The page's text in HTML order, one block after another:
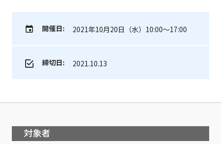
開催日: 2021年10月20日（水）10:00～17:00
締切日: 2021.10.13
対象者